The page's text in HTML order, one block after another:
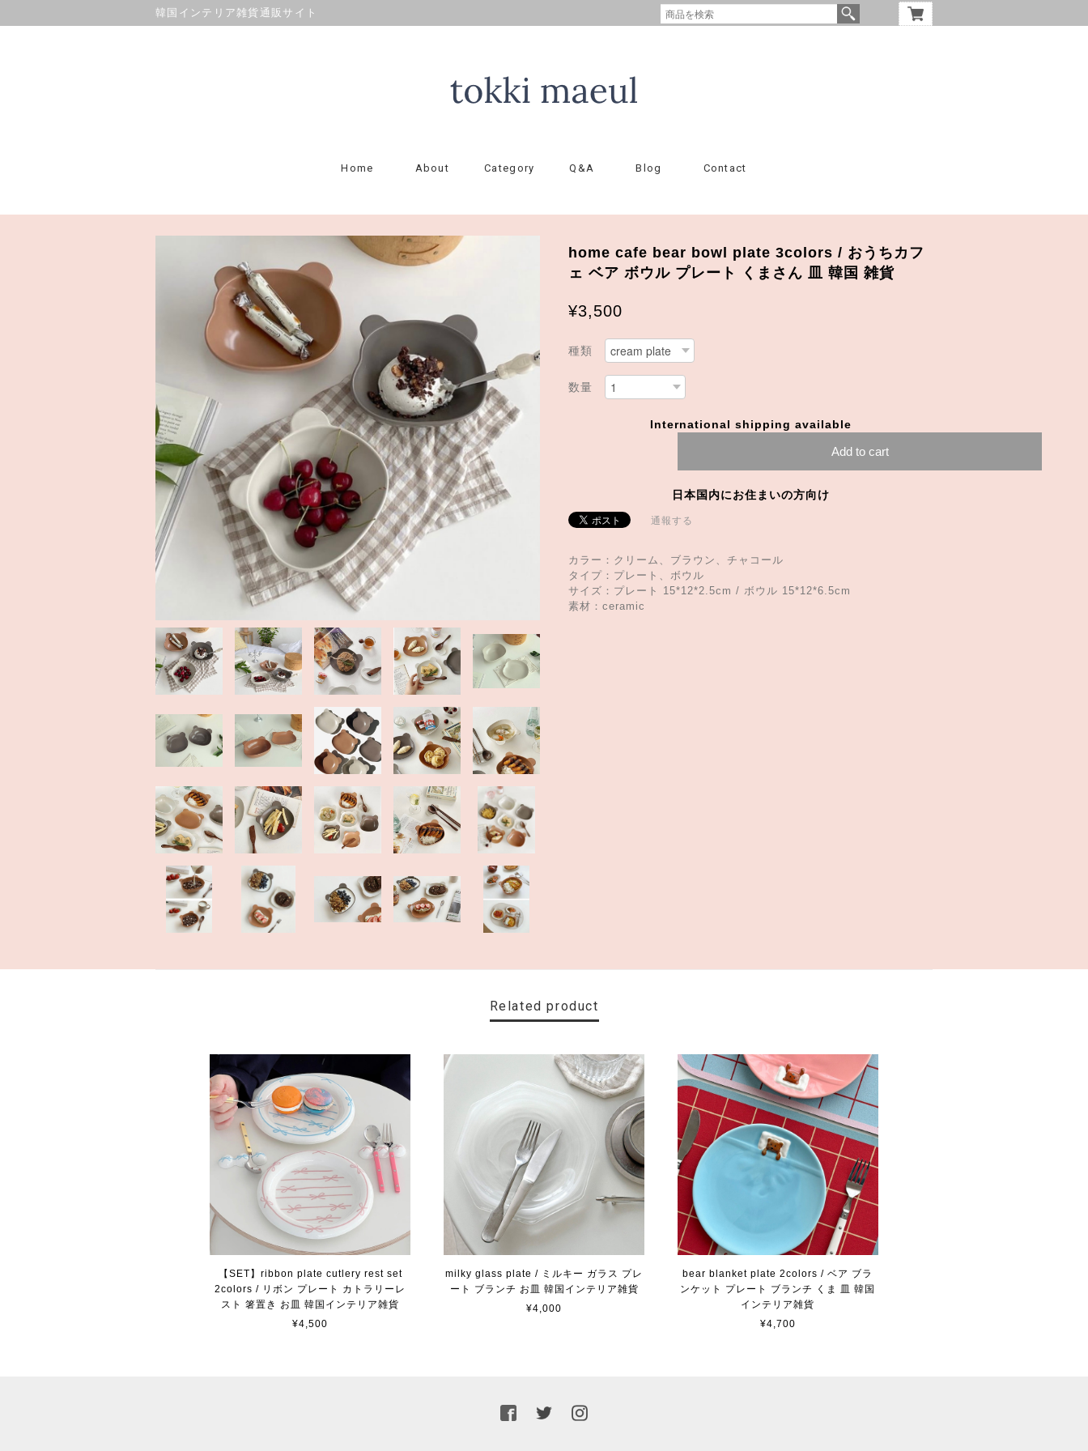
韓国インテリア雑貨通販サイト
Home About Category Q&A Blog Contact
home cafe bear bowl plate 3colors / おうちカフ
ェ ベア ボウル プレート くまさん 皿 韓国 雑貨
¥3,500
種類
数量
International shipping available
Add to cart
日本国内にお住まいの方向け
通報する
カラー：クリーム、ブラウン、チャコール
タイプ：プレート、ボウル
サイズ：プレート 15*12*2.5cm / ボウル 15*12*6.5cm
素材：ceramic
Related product
【SET】ribbon plate cutlery rest set
2colors / リボン プレート カトラリーレ
スト 箸置き お皿 韓国インテリア雑貨
¥4,500
milky glass plate / ミルキー ガラス プレ
ート ブランチ お皿 韓国インテリア雑貨
¥4,000
bear blanket plate 2colors / ベア ブラ
ンケット プレート ブランチ くま 皿 韓国
インテリア雑貨
¥4,700